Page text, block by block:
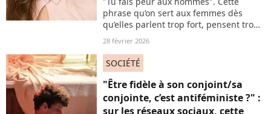
phrase qu’on sert aux femmes dès
qu’elles parlent trop fort, pensent trop
vite ou vivent trop... Dans une prise de
parole féministe, la journaliste et
autrice Chloé Thibaud retourne cette
absurdité. Et se demande qui, dans un
monde où les violences sont
massivement subies par les femmes, a
vraiment des raisons d’avoir peur…
28 février 2026
SOCIÉTÉ
"Être fidèle à son conjoint/sa
conjointe, c’est antiféministe ?" :
sur les réseaux sociaux, cette